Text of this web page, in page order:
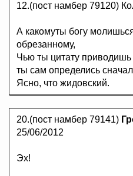
12.(пост намбер 79120)
А какомуты богу
обрезанному,
Чью ты цитату
ты сам определись
Ясно, что жидовский.
20.(пост намбер 79141)
25/06/2012
Эх!